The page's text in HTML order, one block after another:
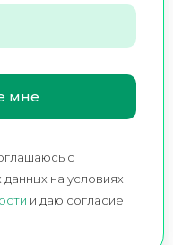
c
на условиях
и даю согласие